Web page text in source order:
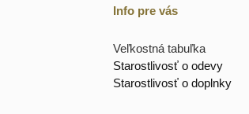
Info pre vás
Veľkostná tabuľka
Starostlivosť o odevy
Starostlivosť o doplnky